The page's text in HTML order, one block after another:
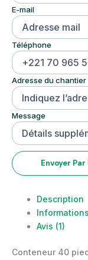
E-mail
Téléphone
Adresse du chantier
Message
Envoyer
Description
Avis (1)
Conteneur 40